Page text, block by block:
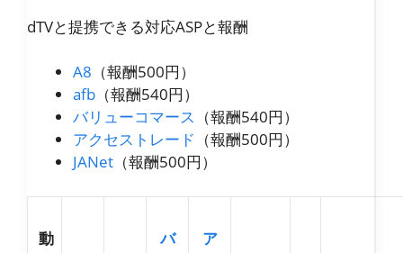
dTVと提携できる対応ASPと報酬
A8 （報酬500円）
afb （報酬540円）
バリューコマース （報酬540円）
アクセストレード （報酬500円）
JANet （報酬500円）
動
バ
ア